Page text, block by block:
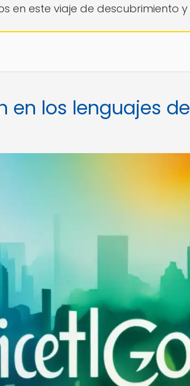
en este viaje de descubrimiento
en los lenguajes de